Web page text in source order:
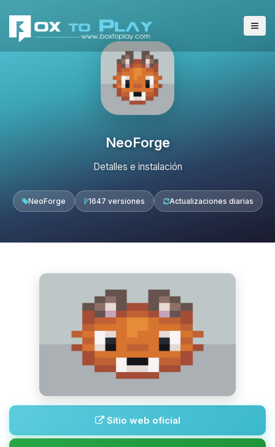
NeoForge
Detalles e instalación
NeoForge 1647 versiones Actualizaciones diarias
Sitio web oficial